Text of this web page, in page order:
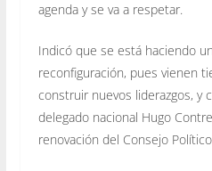
agenda y se va a respetar.
Indicó que se está haciendo
reconfiguración, pues vienen
construir nuevos liderazgos, y
delegado nacional Hugo
renovación del Consejo